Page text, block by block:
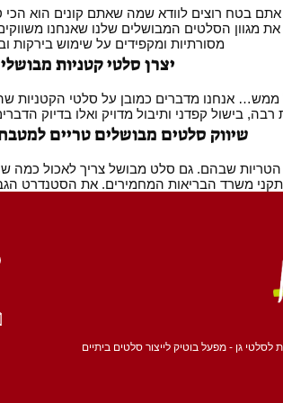
בטח רוצים לוודא שמה שאתם קונים הוא הכי
מגוון הסלטים המבושלים שלנו שאנחנו
מסורתיות ומקפידים על שימוש בירקות
יצרן סלטי קטניות
אנחנו מדברים כמובן על סלטי הקטניות
בישול קפדני ותיבול מדויק ואלו בדיוק
שיווק סלטים מבושלים טריים
שבהם. גם סלט מבושל צריך לאכול כמה
משרד הבריאות המחמירים. את הסטנדרט
לסלטי גן - מפעל בוטיק לייצור סלטים ביתיים